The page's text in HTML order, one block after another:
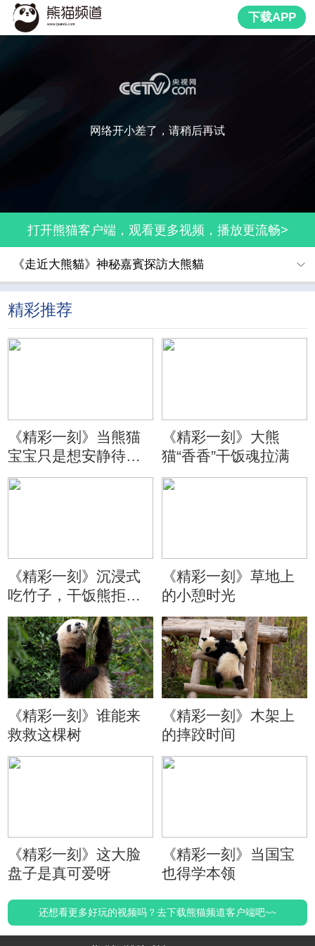
下载APP
网络开小差了，请稍后再试
打开熊猫客户端，观看更多视频，播放更流畅>
《走近大熊貓》神秘嘉賓探訪大熊貓
精彩推荐
《精彩一刻》当熊猫
宝宝只是想安静待会
儿
《精彩一刻》大熊
猫“香香”干饭魂拉满
《精彩一刻》沉浸式
吃竹子，干饭熊拒绝
分心
《精彩一刻》草地上
的小憩时光
《精彩一刻》谁能来
救救这棵树
《精彩一刻》木架上
的摔跤时间
《精彩一刻》这大脸
盘子是真可爱呀
《精彩一刻》当国宝
也得学本领
还想看更多好玩的视频吗？去下载熊猫频道客户端吧~~